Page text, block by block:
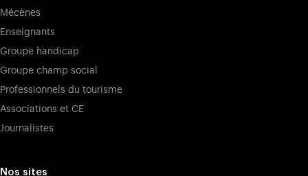
Mécènes
Enseignants
Groupe handicap
Groupe champ social
Professionnels du tourisme
Associations et CE
Journalistes
Nos sites